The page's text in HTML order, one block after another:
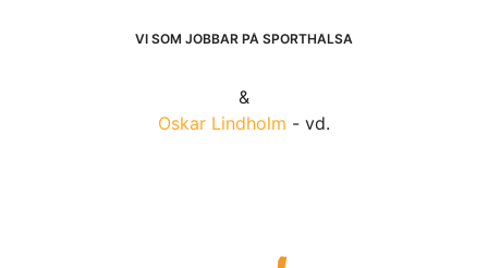
VI SOM JOBBAR PÅ SPORTHÄLSA
&
Oskar Lindholm - vd.